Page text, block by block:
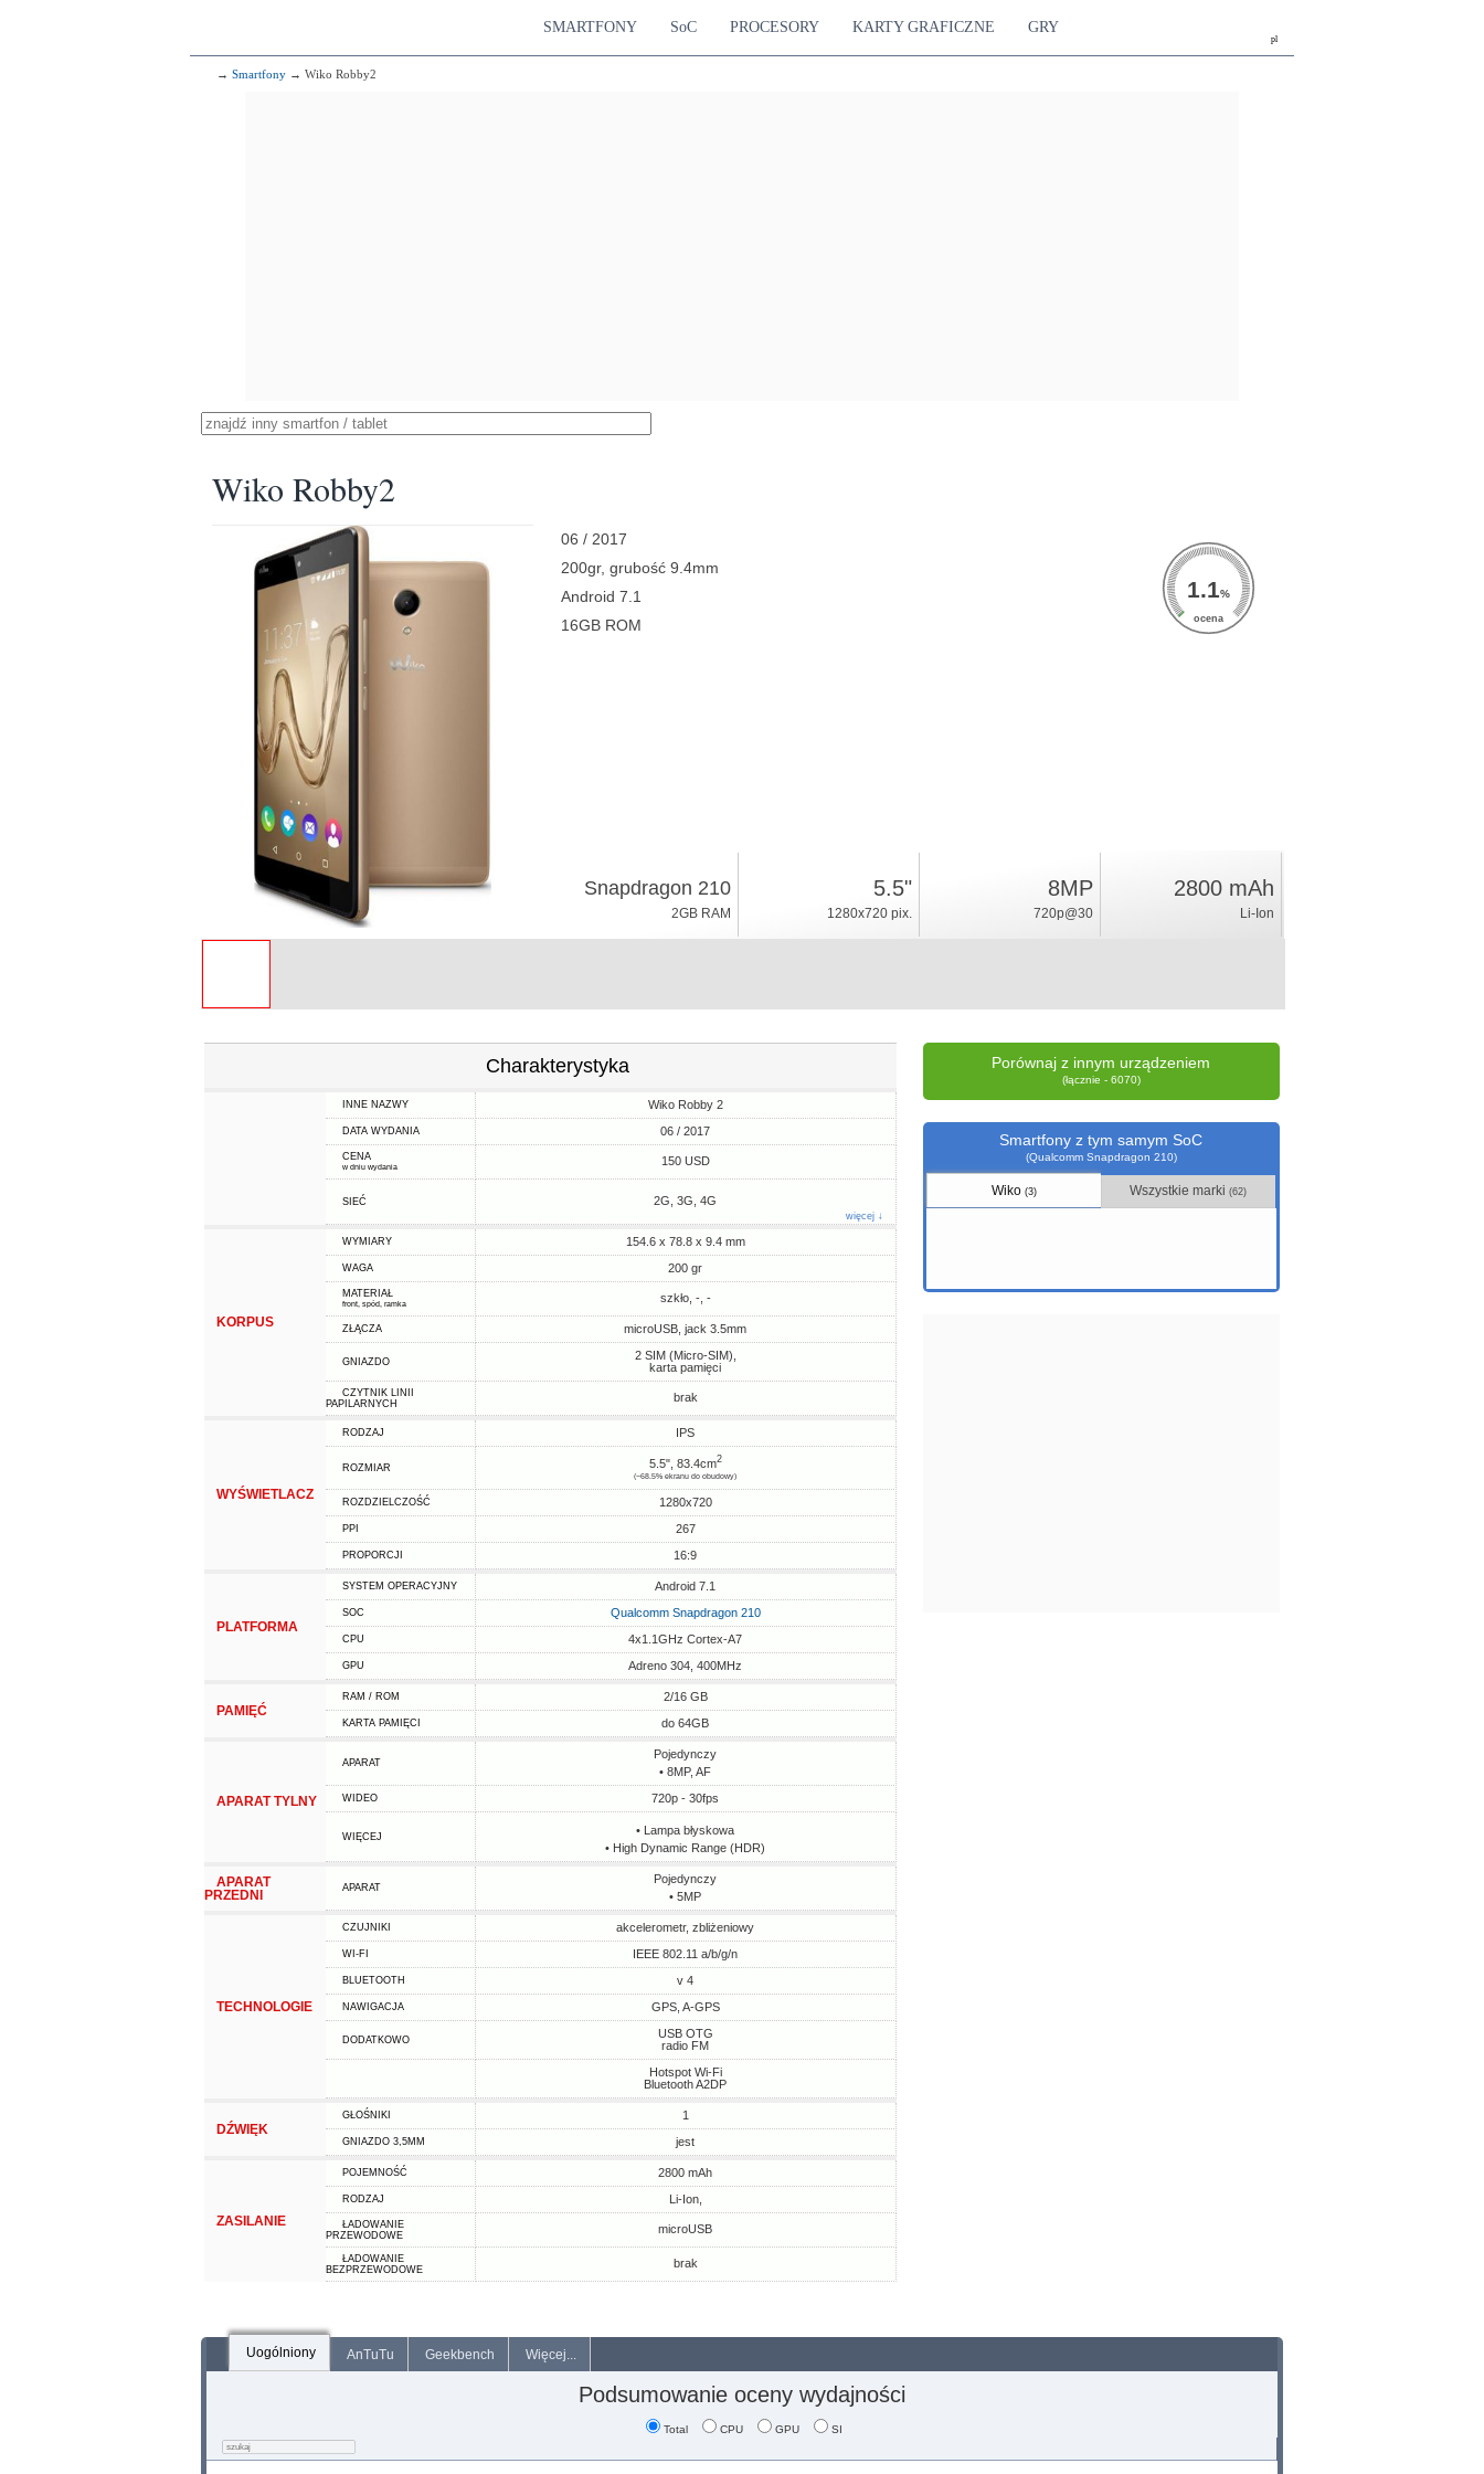
pl
SMARTFONY SoC PROCESORY KARTY GRAFICZNE GRY
→ Smartfony → Wiko Robby2
Wiko Robby2
06 / 2017
200gr, grubość 9.4mm
Android 7.1
16GB ROM
1.1%
ocena
Snapdragon 210
2GB RAM
5.5"
1280x720 pix.
8MP
720p@30
2800 mAh
Li-Ion
Charakterystyka
INNE NAZWY Wiko Robby 2
DATA WYDANIA 06 / 2017
CENA
w dniu wydania 150 USD
SIEĆ 2G, 3G, 4G
więcej ↓
KORPUS
WYMIARY 154.6 x 78.8 x 9.4 mm
WAGA 200 gr
MATERIAŁ
front, spód, ramka szkło, -, -
ZŁĄCZA microUSB, jack 3.5mm
GNIAZDO
2 SIM (Micro-SIM),
karta pamięci
CZYTNIK LINII
PAPILARNYCH
brak
WYŚWIETLACZ
RODZAJ IPS
ROZMIAR 5.5", 83.4cm2
(~68.5% ekranu do obudowy)
ROZDZIELCZOŚĆ 1280x720
PPI 267
PROPORCJI 16:9
PLATFORMA
SYSTEM OPERACYJNY Android 7.1
SOC Qualcomm Snapdragon 210
CPU 4x1.1GHz Cortex-A7
GPU Adreno 304, 400MHz
PAMIĘĆ
RAM / ROM 2/16 GB
KARTA PAMIĘCI do 64GB
APARAT TYLNY
APARAT
Pojedynczy
• 8MP, AF
WIDEO 720p - 30fps
WIĘCEJ
• Lampa błyskowa
• High Dynamic Range (HDR)
APARAT
PRZEDNI
APARAT
Pojedynczy
• 5MP
TECHNOLOGIE
CZUJNIKI akcelerometr, zbliżeniowy
WI-FI IEEE 802.11 a/b/g/n
BLUETOOTH v 4
NAWIGACJA GPS, A-GPS
DODATKOWO
USB OTG
radio FM
Hotspot Wi-Fi
Bluetooth A2DP
DŹWIĘK
GŁOŚNIKI 1
GNIAZDO 3,5MM jest
ZASILANIE
POJEMNOŚĆ 2800 mAh
RODZAJ Li-Ion,
ŁADOWANIE
PRZEWODOWE
microUSB
ŁADOWANIE
BEZPRZEWODOWE
brak
Porównaj z innym urządzeniem
(łącznie - 6070)
Smartfony z tym samym SoC
(Qualcomm Snapdragon 210)
Wiko (3) Wszystkie marki(62)
Uogólniony AnTuTu Geekbench Więcej...
Podsumowanie oceny wydajności
Total CPU GPU SI